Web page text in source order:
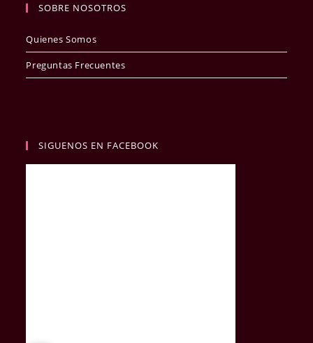
SOBRE NOSOTROS
Quienes Somos
Preguntas Frecuentes
SIGUENOS EN FACEBOOK